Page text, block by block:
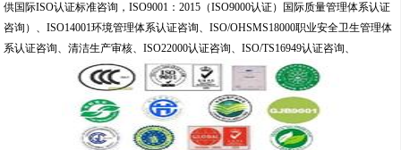
供国际ISO认证标准咨询，ISO9001：2015（ISO9000认证）国际质量管理体系认证
咨询）、ISO14001环境管理体系认证咨询、ISO/OHSMS18000职业安全卫生管理体
系认证咨询、清洁生产审核、ISO22000认证咨询、ISO/TS16949认证咨询、